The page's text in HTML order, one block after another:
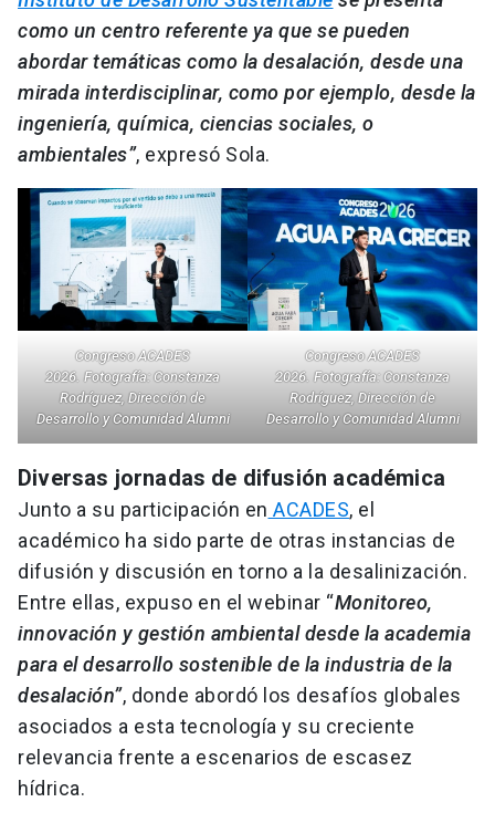
como un centro referente ya que se pueden
abordar temáticas como la desalación, desde una
mirada interdisciplinar, como por ejemplo, desde la
ingeniería, química, ciencias sociales, o
ambientales”, expresó Sola.
Congreso ACADES
2026. Fotografía: Constanza
Rodríguez, Dirección de
Desarrollo y Comunidad Alumni
Congreso ACADES
2026. Fotografía: Constanza
Rodríguez, Dirección de
Desarrollo y Comunidad Alumni
Diversas jornadas de difusión académica
Junto a su participación en ACADES, el
académico ha sido parte de otras instancias de
difusión y discusión en torno a la desalinización.
Entre ellas, expuso en el webinar “Monitoreo,
innovación y gestión ambiental desde la academia
para el desarrollo sostenible de la industria de la
desalación”, donde abordó los desafíos globales
asociados a esta tecnología y su creciente
relevancia frente a escenarios de escasez
hídrica.